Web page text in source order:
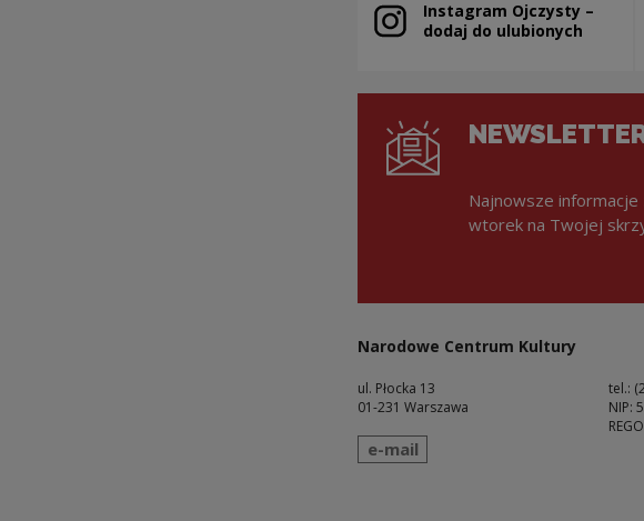
Instagram Ojczysty –
dodaj do ulubionych
Uwaga, link zostanie otwarty w
Najnowsze
wtorek na Twojej
Narodowe Centrum Kultury
ul. Płocka 13
01-231 Warszawa
wyślij wiadomość
e-mail
tel.:
NIP: